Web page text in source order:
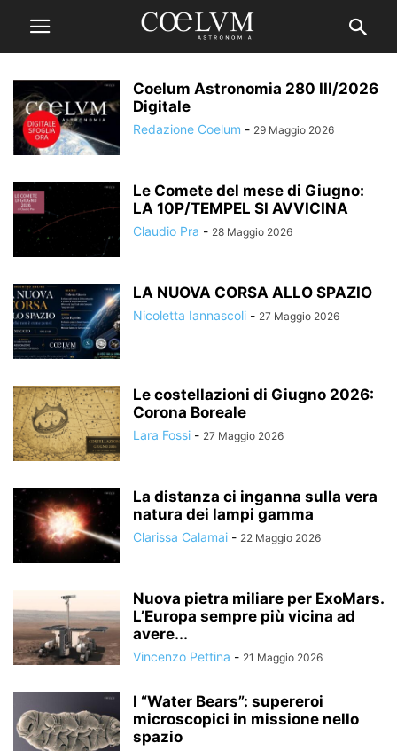
Coelum Astronomia 280 III/2026
Digitale
Redazione Coelum - 29 Maggio 2026
Le Comete del mese di Giugno:
LA 10P/TEMPEL SI AVVICINA
Claudio Pra - 28 Maggio 2026
LA NUOVA CORSA ALLO SPAZIO
Nicoletta Iannascoli - 27 Maggio 2026
Le costellazioni di Giugno 2026:
Corona Boreale
Lara Fossi - 27 Maggio 2026
La distanza ci inganna sulla vera
natura dei lampi gamma
Clarissa Calamai - 22 Maggio 2026
Nuova pietra miliare per ExoMars.
L’Europa sempre più vicina ad
avere...
Vincenzo Pettina - 21 Maggio 2026
I “Water Bears”: supereroi
microscopici in missione nello
spazio